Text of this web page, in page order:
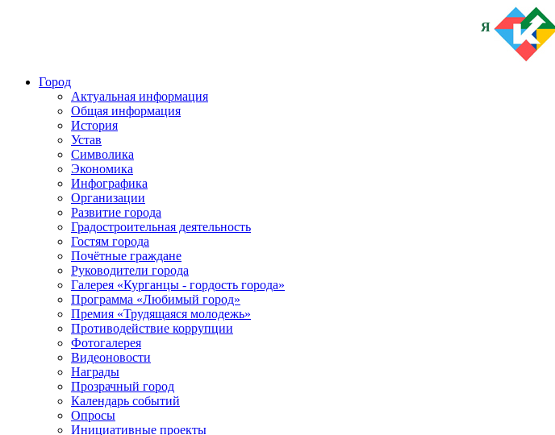
Я
Город
Актуальная информация
Общая информация
История
Устав
Символика
Экономика
Инфографика
Организации
Развитие города
Градостроительная деятельность
Гостям города
Почётные граждане
Руководители города
Галерея «Курганцы - гордость города»
Программа «Любимый город»
Премия «Трудящаяся молодежь»
Противодействие коррупции
Фотогалерея
Видеоновости
Награды
Прозрачный город
Календарь событий
Опросы
Инициативные проекты